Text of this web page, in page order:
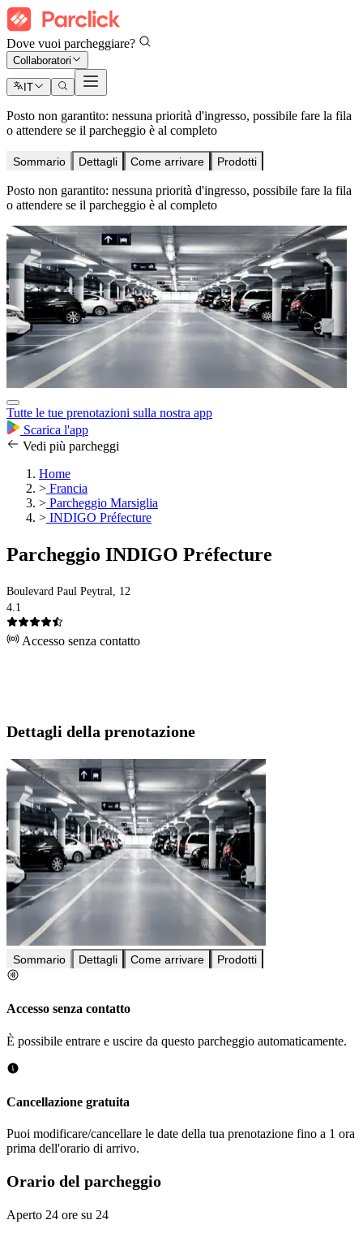
Dove vuoi parcheggiare?
Collaboratori
IT
Posto non garantito: nessuna priorità d'ingresso, possibile fare la fila
o attendere se il parcheggio è al completo
Sommario Dettagli Come arrivare Prodotti
Posto non garantito: nessuna priorità d'ingresso, possibile fare la fila
o attendere se il parcheggio è al completo
Tutte le tue prenotazioni sulla nostra app
Scarica l'app
Vedi più parcheggi
Home
> Francia
> Parcheggio Marsiglia
> INDIGO Préfecture
Parcheggio INDIGO Préfecture
Boulevard Paul Peytral, 12
4.1
Accesso senza contatto
Dettagli della prenotazione
Sommario Dettagli Come arrivare Prodotti
Accesso senza contatto
È possibile entrare e uscire da questo parcheggio automaticamente.
Cancellazione gratuita
Puoi modificare/cancellare le date della tua prenotazione fino a 1 ora
prima dell'orario di arrivo.
Orario del parcheggio
Aperto 24 ore su 24